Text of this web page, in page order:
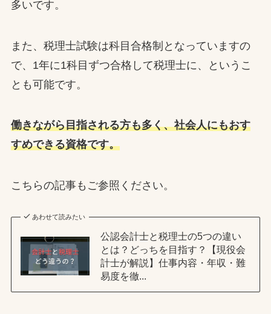
多いです。
また、税理士試験は科目合格制となっていますの
で、1年に1科目ずつ合格して税理士に、というこ
とも可能です。
働きながら目指される方も多く、社会人にもおす
すめできる資格です。
こちらの記事もご参照ください。
あわせて読みたい
公認会計士と税理士の5つの違い
とは？どっちを目指す？【現役会
計士が解説】仕事内容・年収・難
易度を徹...